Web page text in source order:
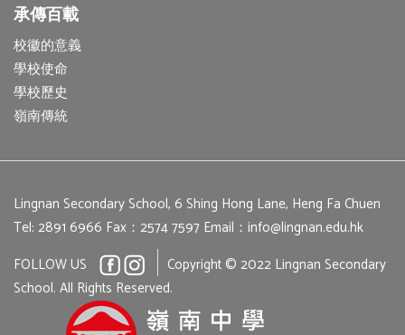
承傳百載
校徽的意義
學校使命
學校歷史
嶺南傳統
Lingnan Secondary School, 6 Shing Hong Lane, Heng Fa Chuen
Tel: 2891 6966 Fax：2574 7597 Email： info@lingnan.edu.hk
FOLLOW US
Copyright © 2022 Lingnan Secondary
School. All Rights Reserved.